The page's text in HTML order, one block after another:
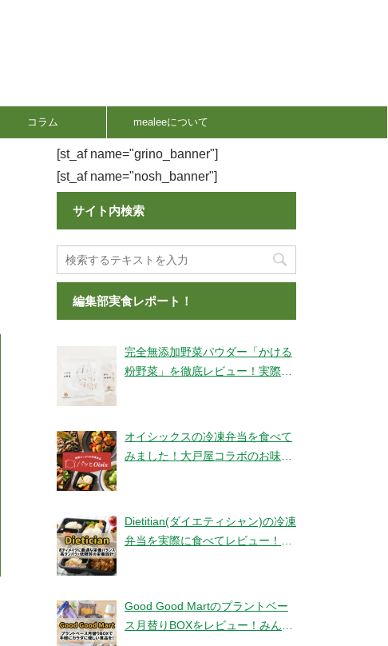
コラム mealeeについて
[st_af name="grino_banner"]
[st_af name="nosh_banner"]
サイト内検索
編集部実食レポート！
完全無添加野菜パウダー「かける
粉野菜」を徹底レビュー！実際に
オイシックスの冷凍弁当を食べて
みました！大戸屋コラボのお味と
Dietitian(ダイエティシャン)の冷凍
弁当を実際に食べてレビュー！み
Good Good Martのプラントベー
ス月替りBOXをレビュー！みんな